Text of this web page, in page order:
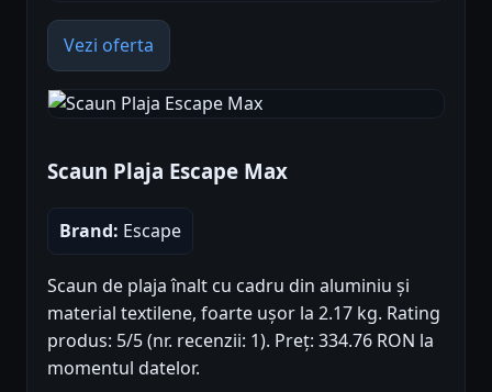
Vezi oferta
Scaun Plaja Escape Max
Brand: Escape
Scaun de plaja înalt cu cadru din aluminiu și
material textilene, foarte ușor la 2.17 kg. Rating
produs: 5/5 (nr. recenzii: 1). Preț: 334.76 RON la
momentul datelor.